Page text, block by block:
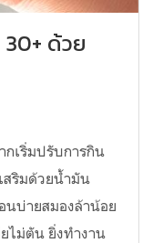
ด้วย
กเริ่มปรับการกิน
สริมด้วยน้ำมัน
นบ่ายสมองล้าน้อย
ไม่ตัน ยิ่งทำงาน